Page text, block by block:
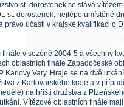
st. dorostenek se stává
st. dorostenek, nejlépe umístěné
právo účasti v krajské kvalifikaci o
finále v sezóně 2004-5 a všechny
oblastních finále Západočeské
Karlovy Vary. Hraje se na dvě
z Karlovarského kraje a v
na hřišti družstva z
Vítězové oblastních finále